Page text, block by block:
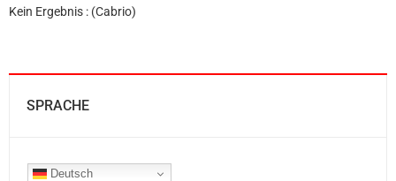
Kein Ergebnis : (Cabrio)
SPRACHE
Deutsch